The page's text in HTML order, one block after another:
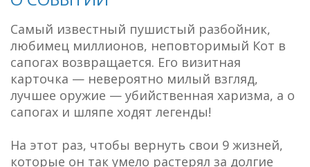
Самый известный пушистый разбойник,
любимец миллионов, неповторимый Кот в
сапогах возвращается. Его визитная
карточка — невероятно милый взгляд,
лучшее оружие — убийственная харизма, а о
сапогах и шляпе ходят легенды!
На этот раз, чтобы вернуть свои 9 жизней,
которые он так умело растерял за долгие